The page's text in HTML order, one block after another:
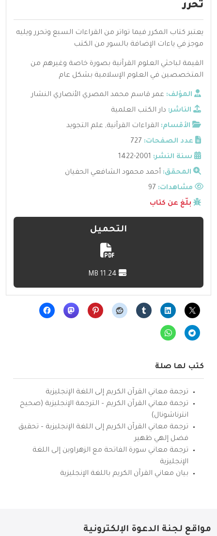
تحرر
يعتبر كتاب المكرر فيما تواتر من القراءات السبع وتحرر ويليه
موجز في ياءات الإضافة بالسور من الكتب
القيمة لباحثي العلوم القرآنية بصورة خاصة وغيرهم من
المتخصصين في العلوم الإسلامية بشكل عام
المؤلف: عمر قاسم محمد المصري الأنصاري النشار
الناشر: دار الكتب العلمية
الأقسام: القراءات القرآنية, علم التجويد
عدد الصفحات: 727
سنة النشر: 2001-1422
المحقق: أحمد محمود الشافعي الحفيان
مشاهدات:
بلّغ عن كتاب
التحميل
كتب لها صلة
ترجمة معاني القرآن الكريم إلى اللغة الإنجليزية
ترجمة معاني القرآن الكريم – الترجمة الإنجليزية (صحيح
انترناشونال)
ترجمة معاني القرآن الكريم إلى اللغة الإنجليزية – تحقيق
فضل إلهي ظهير
ترجمة معاني سورة الفاتحة مع الزهراوين إلى اللغة
الإنجليزية
بيان معاني القرآن الكريم باللغة الإنجليزية
مواقع لجنة الدعوة الإلكترونية